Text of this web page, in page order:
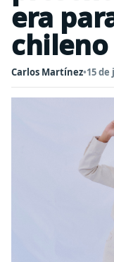
era
chileno
Carlos Martínez•15 de